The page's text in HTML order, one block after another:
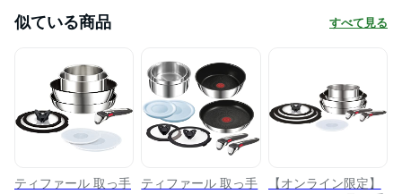
似ている商品 すべて見る
ティファール 取っ手
ティファール 取っ手
【オンライン限定】